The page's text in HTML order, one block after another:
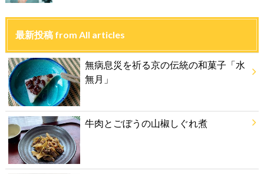
最新投稿 from All articles
無病息災を祈る京の伝統の和菓子「水
無月」
牛肉とごぼうの山椒しぐれ煮